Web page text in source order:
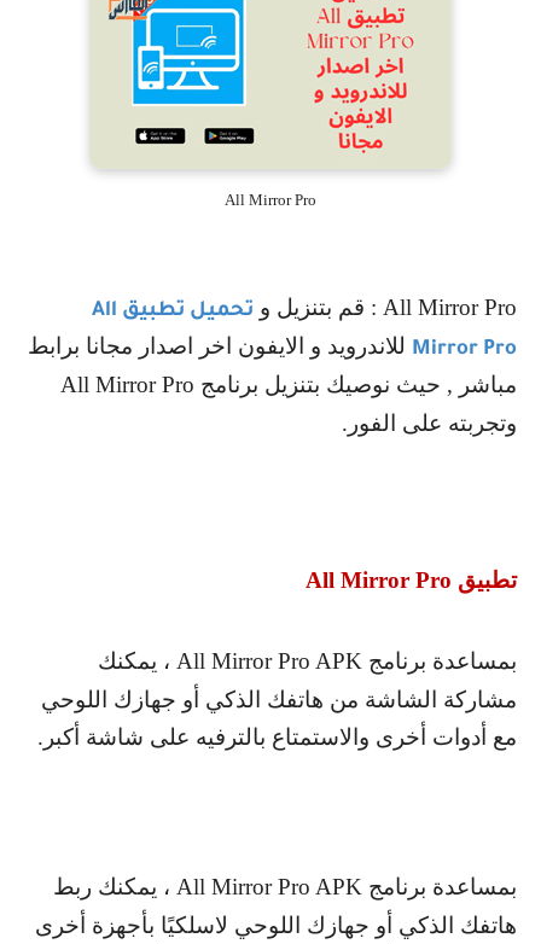
All Mirror Pro
All Mirror Pro : قم بتنزيل و تحميل تطبيق All
Mirror Pro للاندرويد و الايفون اخر اصدار مجانا برابط
مباشر , حيث نوصيك بتنزيل برنامج All Mirror Pro
وتجربته على الفور.
تطبيق All Mirror Pro
بمساعدة برنامج All Mirror Pro APK ، يمكنك
مشاركة الشاشة من هاتفك الذكي أو جهازك اللوحي
مع أدوات أخرى والاستمتاع بالترفيه على شاشة أكبر.
بمساعدة برنامج All Mirror Pro APK ، يمكنك ربط
هاتفك الذكي أو جهازك اللوحي لاسلكيًا بأجهزة أخرى